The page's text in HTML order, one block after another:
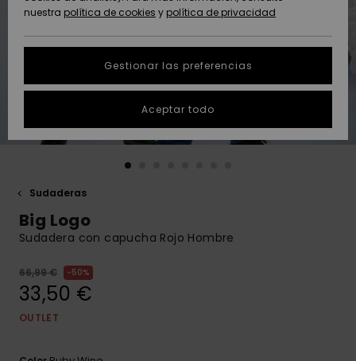
Destacados
Destacados
personales
Inicia una
conversación
la respuesta
Encuentra
SOSTENIBILIDAD
Sudaderas
Big Logo
Sudadera con capucha Rojo Hombre
66,99 € 50%
33,50 €
OUTLET
nuestra política de cookies y política de privacidad
Gestionar las preferencias
Aceptar todo